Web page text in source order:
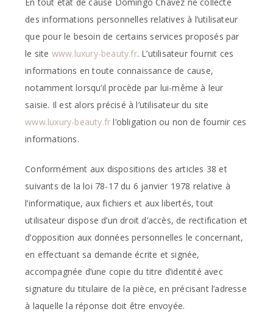
des informations personnelles relatives à l’utilisateur
que pour le besoin de certains services proposés par
le site www.luxury-beauty.fr. L’utilisateur fournit ces
informations en toute connaissance de cause,
notamment lorsqu’il procède par lui-même à leur
saisie. Il est alors précisé à l’utilisateur du site
www.luxury-beauty.fr l’obligation ou non de fournir ces
informations.
Conformément aux dispositions des articles 38 et
suivants de la loi 78-17 du 6 janvier 1978 relative à
l’informatique, aux fichiers et aux libertés, tout
utilisateur dispose d’un droit d’accès, de rectification et
d’opposition aux données personnelles le concernant,
en effectuant sa demande écrite et signée,
accompagnée d’une copie du titre d’identité avec
signature du titulaire de la pièce, en précisant l’adresse
à laquelle la réponse doit être envoyée.